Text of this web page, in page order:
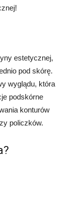
estetycznej,
pod skórę.
wyglądu, która
podskórne
konturów
policzków.